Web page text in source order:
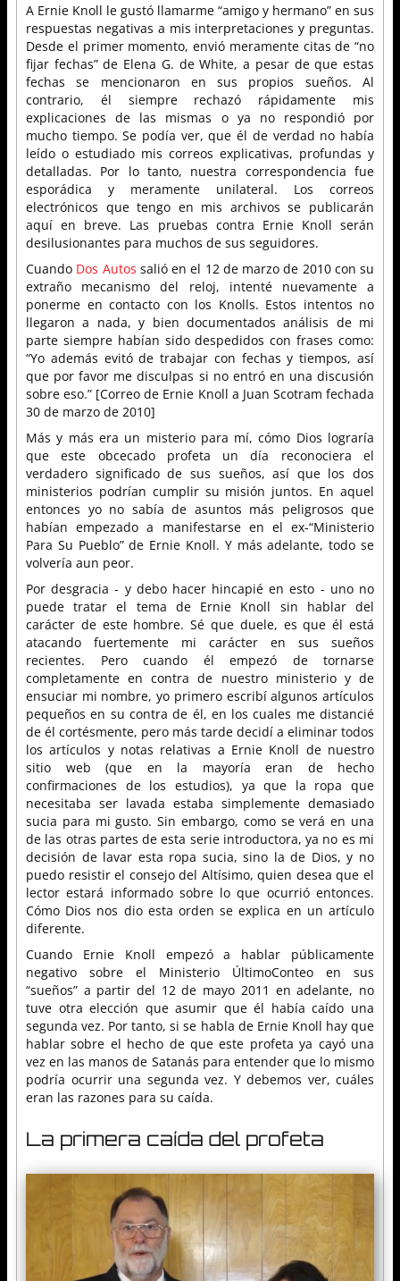
A Ernie Knoll le gustó llamarme “amigo y hermano” en sus
respuestas negativas a mis interpretaciones y preguntas.
Desde el primer momento, envió meramente citas de “no
fijar fechas” de Elena G. de White, a pesar de que estas
fechas se mencionaron en sus propios sueños. Al
contrario, él siempre rechazó rápidamente mis
explicaciones de las mismas o ya no respondió por
mucho tiempo. Se podía ver, que él de verdad no había
leído o estudiado mis correos explicativas, profundas y
detalladas. Por lo tanto, nuestra correspondencia fue
esporádica y meramente unilateral. Los correos
electrónicos que tengo en mis archivos se publicarán
aquí en breve. Las pruebas contra Ernie Knoll serán
desilusionantes para muchos de sus seguidores.
Cuando Dos Autos salió en el 12 de marzo de 2010 con su
extraño mecanismo del reloj, intenté nuevamente a
ponerme en contacto con los Knolls. Estos intentos no
llegaron a nada, y bien documentados análisis de mi
parte siempre habían sido despedidos con frases como:
“Yo además evitó de trabajar con fechas y tiempos, así
que por favor me disculpas si no entró en una discusión
sobre eso.” [Correo de Ernie Knoll a Juan Scotram fechada
30 de marzo de 2010]
Más y más era un misterio para mí, cómo Dios lograría
que este obcecado profeta un día reconociera el
verdadero significado de sus sueños, así que los dos
ministerios podrían cumplir su misión juntos. En aquel
entonces yo no sabía de asuntos más peligrosos que
habían empezado a manifestarse en el ex-“Ministerio
Para Su Pueblo” de Ernie Knoll. Y más adelante, todo se
volvería aun peor.
Por desgracia - y debo hacer hincapié en esto - uno no
puede tratar el tema de Ernie Knoll sin hablar del
carácter de este hombre. Sé que duele, es que él está
atacando fuertemente mi carácter en sus sueños
recientes. Pero cuando él empezó de tornarse
completamente en contra de nuestro ministerio y de
ensuciar mi nombre, yo primero escribí algunos artículos
pequeños en su contra de él, en los cuales me distancié
de él cortésmente, pero más tarde decidí a eliminar todos
los artículos y notas relativas a Ernie Knoll de nuestro
sitio web (que en la mayoría eran de hecho
confirmaciones de los estudios), ya que la ropa que
necesitaba ser lavada estaba simplemente demasiado
sucia para mi gusto. Sin embargo, como se verá en una
de las otras partes de esta serie introductora, ya no es mi
decisión de lavar esta ropa sucia, sino la de Dios, y no
puedo resistir el consejo del Altísimo, quien desea que el
lector estará informado sobre lo que ocurrió entonces.
Cómo Dios nos dio esta orden se explica en un artículo
diferente.
Cuando Ernie Knoll empezó a hablar públicamente
negativo sobre el Ministerio ÚltimoConteo en sus
“sueños” a partir del 12 de mayo 2011 en adelante, no
tuve otra elección que asumir que él había caído una
segunda vez. Por tanto, si se habla de Ernie Knoll hay que
hablar sobre el hecho de que este profeta ya cayó una
vez en las manos de Satanás para entender que lo mismo
podría ocurrir una segunda vez. Y debemos ver, cuáles
eran las razones para su caída.
La primera caída del profeta